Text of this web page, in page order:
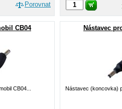
Porovnat
CB04
CB04...
Nástavec
Nástavec (koncovka)